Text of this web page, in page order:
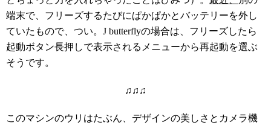
端末で、フリーズするたびにぱかぱかとバッテリーを外し
ていたもので、つい。J butterflyの場合は、フリーズしたら
起動ボタン長押しで表示されるメニューから再起動を選ぶ
そうです。
♫♫♫
このマシンのウリはたぶん、デザインの美しさとカメラ機